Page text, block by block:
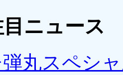
ニュース
弾丸スペシ